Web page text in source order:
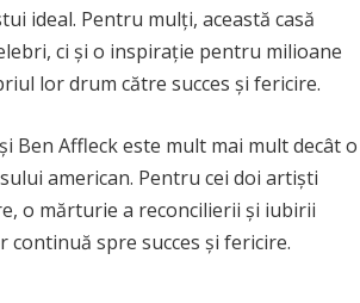
ideal. Pentru mulți, această casă
ci și o inspirație pentru milioane
lor drum către succes și fericire.
Ben Affleck este mult mai mult decât o
american. Pentru cei doi artiști
o mărturie a reconcilierii și iubirii
spre succes și fericire.